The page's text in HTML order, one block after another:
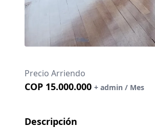
Precio Arriendo
COP 15.000.000 + admin / Mes
Descripción